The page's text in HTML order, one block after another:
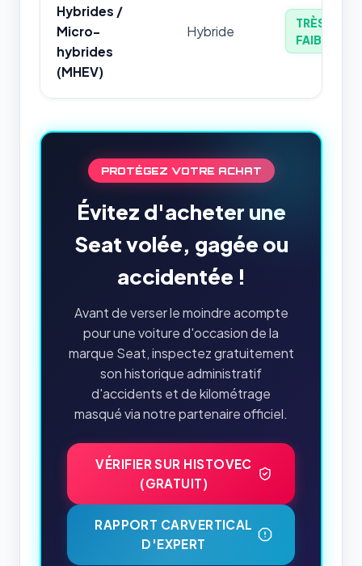
Hybrides /
Micro-
hybrides
(MHEV)
Hybride
TRÈS
FAIBLE
PROTÉGEZ VOTRE ACHAT
Évitez d'acheter une
Seat volée, gagée ou
accidentée !
Avant de verser le moindre acompte
pour une voiture d'occasion de la
marque Seat, inspectez gratuitement
son historique administratif
d'accidents et de kilométrage
masqué via notre partenaire officiel.
VÉRIFIER SUR HISTOVEC
(GRATUIT)
RAPPORT CARVERTICAL
D'EXPERT